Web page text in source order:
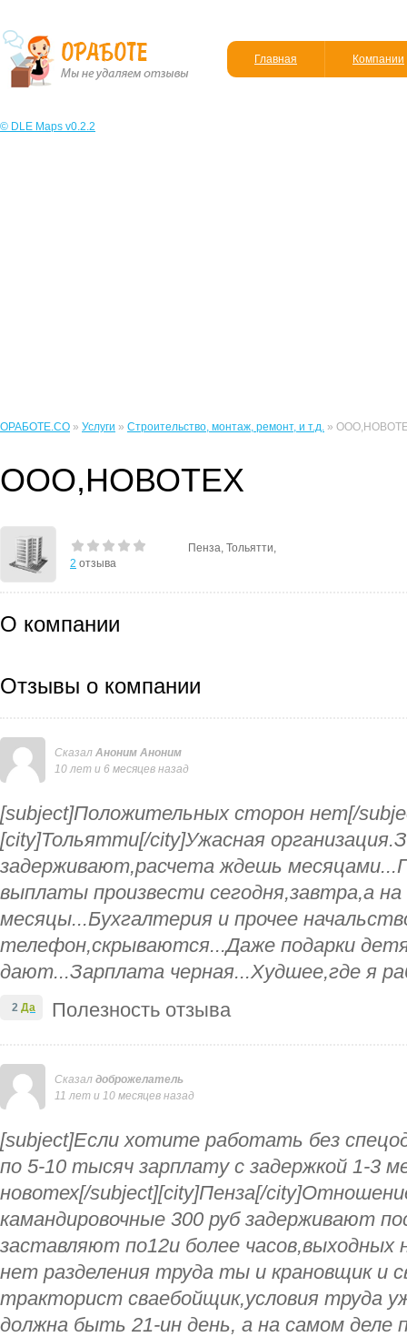
Главная Компании
© DLE Maps v0.2.2
ОРАБОТЕ.CO » Услуги » Строительство, монтаж, ремонт, и т.д. »
ООО,НОВОТЕХ
2 отзыва
Пенза, Тольятти,
О компании
Отзывы о компании
Сказал Аноним Аноним
10 лет и 6 месяцев назад
[subject]Положительных сторон нет[/
[city]Тольятти[/city]Ужасная
задерживают,расчета ждешь
выплаты произвести сегодня,завтра,а
месяцы...Бухгалтерия и прочее
телефон,скрываются...Даже подарки
дают...Зарплата черная...Худшее,где я
Полезность отзыва
2 Да
Сказал доброжелатель
11 лет и 10 месяцев назад
[subject]Если хотите работать без
по 5-10 тысяч зарплату с задержкой 1-3
новотех[/subject][city]Пенза[/
камандировочные 300 руб задерживают
заставляют по12и более часов,выходных
нет разделения труда ты и крановщик и
тракторист сваебойщик,условия труда
должна быть 21-ин день, а на самом деле